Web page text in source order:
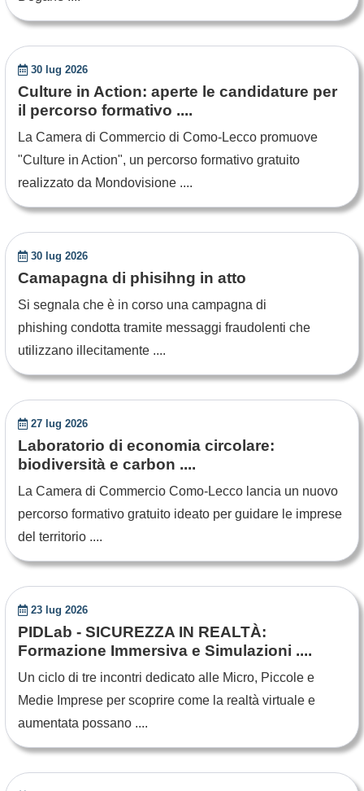
30 lug 2026
Culture in Action: aperte le candidature per
il percorso formativo ....
La Camera di Commercio di Como-Lecco promuove
"Culture in Action", un percorso formativo gratuito
realizzato da Mondovisione ....
30 lug 2026
Camapagna di phisihng in atto
Si segnala che è in corso una campagna di
phishing condotta tramite messaggi fraudolenti che
utilizzano illecitamente ....
27 lug 2026
Laboratorio di economia circolare:
biodiversità e carbon ....
La Camera di Commercio Como-Lecco lancia un nuovo
percorso formativo gratuito ideato per guidare le imprese
del territorio ....
23 lug 2026
PIDLab - SICUREZZA IN REALTÀ:
Formazione Immersiva e Simulazioni ....
Un ciclo di tre incontri dedicato alle Micro, Piccole e
Medie Imprese per scoprire come la realtà virtuale e
aumentata possano ....